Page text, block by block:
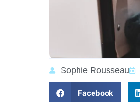
Sophie Rousseau
Facebook